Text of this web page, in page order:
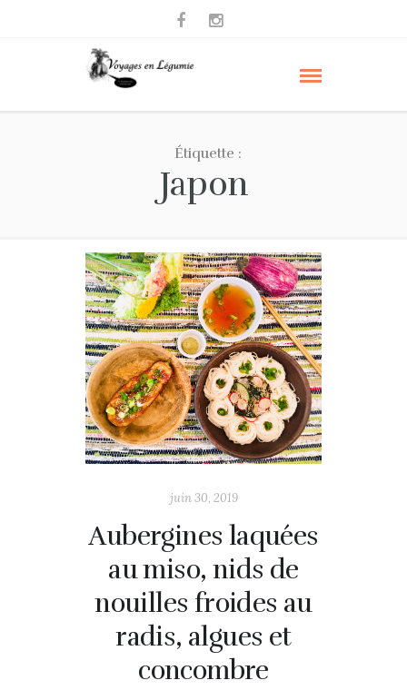
Étiquette :
Japon
juin 30, 2019
Aubergines laquées
au miso, nids de
nouilles froides au
radis, algues et
concombre